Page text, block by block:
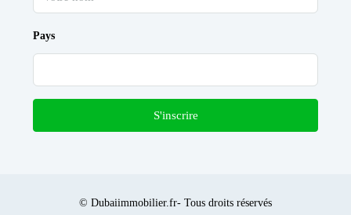
Pays
S'inscrire
© Dubaiimmobilier.fr- Tous droits réservés